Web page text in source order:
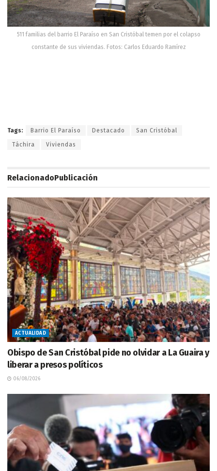
511 familias del barrio El Paraíso en San Cristóbal temen por el colapso
constante de sus viviendas. Fotos: Carlos Eduardo Ramírez
Tags: Barrio El Paraíso Destacado San Cristóbal
Táchira Viviendas
RelacionadoPublicación
ACTUALIDAD
Obispo de San Cristóbal pide no olvidar a La Guaira y
liberar a presos políticos
06/08/2026